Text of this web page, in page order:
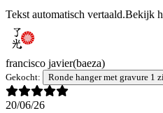
Tekst automatisch vertaald.Bekijk
francisco javier(baeza)
Gekocht: Ronde hanger met gravure 1
20/06/26